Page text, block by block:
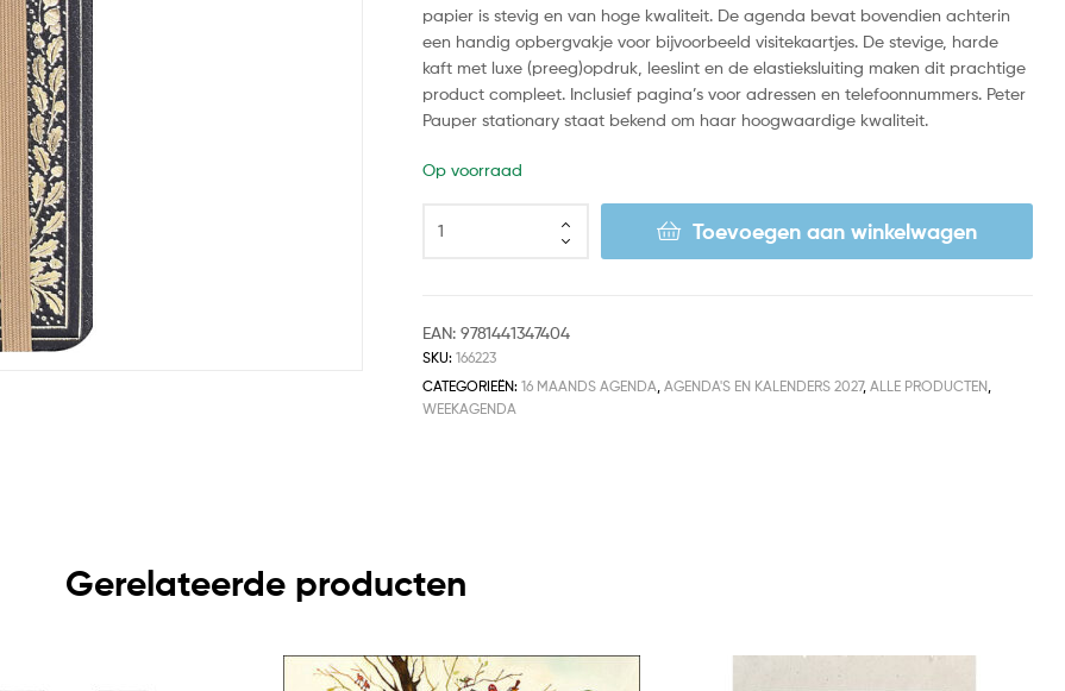
papier is stevig en van hoge kwaliteit. De agenda bevat bovendien achterin
een handig opbergvakje voor bijvoorbeeld visitekaartjes. De stevige, harde
kaft met luxe (preeg)opdruk, leeslint en de elastieksluiting maken dit prachtige
product compleet. Inclusief pagina’s voor adressen en telefoonnummers. Peter
Pauper stationary staat bekend om haar hoogwaardige kwaliteit.
Op voorraad
Toevoegen aan winkelwagen
EAN:9781441347404
SKU:166223
CATEGORIEËN:16 MAANDS AGENDA ,AGENDA'S EN KALENDERS 2027,ALLE PRODUCTEN
WEEKAGENDA
Gerelateerde producten